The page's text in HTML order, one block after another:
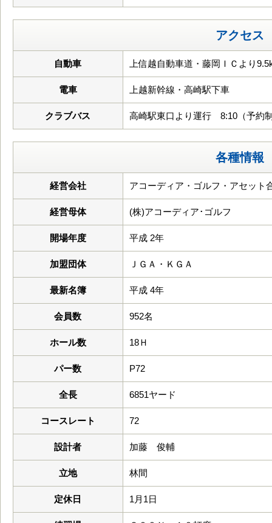
アクセス
自動車 上信越自動車道・藤岡ＩＣより
電車 上越新幹線・高崎駅下車
クラブバス 高崎駅東口より運行 8:10（予約
各種情報
経営会社 アコーディア・ゴルフ・アセット
経営母体 (株)アコーディア･ゴルフ
開場年度 平成 2年
加盟団体 ＪＧＡ・ＫＧＡ
最新名簿 平成 4年
会員数 952名
ホール数 18Ｈ
パー数 P72
全長 6851ヤード
コースレート 72
設計者 加藤 俊輔
立地 林間
定休日 1月1日